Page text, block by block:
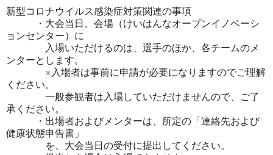
新型コロナウイルス感染症対策関連の事項
・大会当日、会場（けいはんなオープンイノベーシ
ョンセンター）に
入場いただけるのは、選手のほか、各チームのメ
ンターとします。
※入場者は事前に申請が必要になりますのでご理解
ください。
一般参観者は入場していただけませんので、ご了
承ください。
・出場者およびメンターは、所定の「連絡先および
健康状態申告書」
を、大会当日の受付に提出してください。